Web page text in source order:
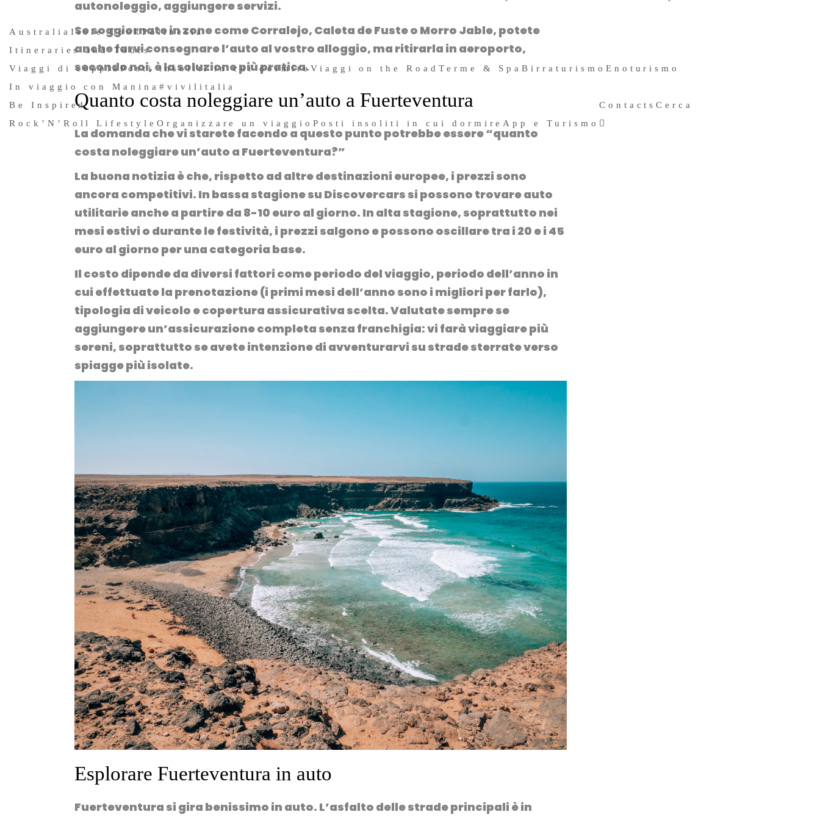
Australia Isole CookPolinesia
Itineraries and Tours
Viaggi di coppiaPosti insoliti in cui dormireViaggi on the Road Terme & SpaBirraturismo Enoturismo
In viaggio con Manina #vivilitalia
Be Inspired
Rock’N’Roll Lifestyle Organizzare un viaggio Posti insoliti in cui dormire App e Turismo
ContactsCerca
autonoleggio, aggiungere servizi.
Se soggiornate in zone come Corralejo, Caleta de Fuste o Morro Jable, potete
anche farvi consegnare l’auto al vostro alloggio, ma ritirarla in aeroporto,
secondo noi, è la soluzione più pratica.
Quanto costa noleggiare un’auto a Fuerteventura
La domanda che vi starete facendo a questo punto potrebbe essere “quanto
costa noleggiare un’auto a Fuerteventura?”
La buona notizia è che, rispetto ad altre destinazioni europee, i prezzi sono
ancora competitivi. In bassa stagione su Discovercars si possono trovare auto
utilitarie anche a partire da 8-10 euro al giorno. In alta stagione, soprattutto nei
mesi estivi o durante le festività, i prezzi salgono e possono oscillare tra i 20 e i 45
euro al giorno per una categoria base.
Il costo dipende da diversi fattori come periodo del viaggio, periodo dell’anno in
cui effettuate la prenotazione (i primi mesi dell’anno sono i migliori per farlo),
tipologia di veicolo e copertura assicurativa scelta. Valutate sempre se
aggiungereun’assicurazione completa senza franchigia: vi farà viaggiare più
sereni, soprattutto se avete intenzione di avventurarvi su strade sterrate verso
spiagge più isolate.
Esplorare Fuerteventura in auto
Fuerteventura si gira benissimo in auto. L’asfalto delle strade principali è in